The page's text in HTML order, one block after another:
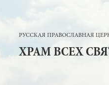
РУССКАЯ ПРАВОСЛАВНАЯ
ХРАМ ВСЕХ